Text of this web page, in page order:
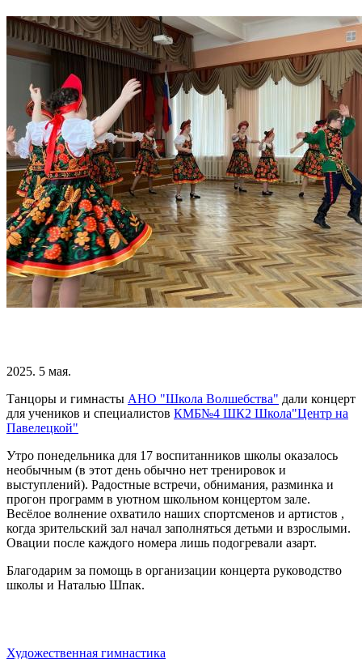
2025. 5 мая.
Танцоры и гимнасты АНО "Школа Волшебства" дали концерт
для учеников и специалистов КМБ№4 ШК2 Школа"Центр на
Павелецкой"
Утро понедельника для 17 воспитанников школы оказалось
необычным (в этот день обычно нет тренировок и
выступлений). Радостные встречи, обнимания, разминка и
прогон программ в уютном школьном концертом зале.
Весёлое волнение охватило наших спортсменов и артистов ,
когда зрительский зал начал заполняться детьми и взрослыми.
Овации после каждого номера лишь подогревали азарт.
Благодарим за помощь в организации концерта руководство
школы и Наталью Шпак.
Художественная гимнастика